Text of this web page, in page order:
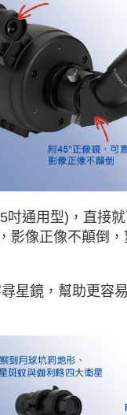
吋通用型)，直接就
影像正像不顛倒
星鏡，幫助更容